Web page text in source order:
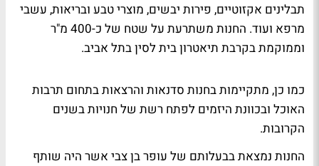
תבלינים אקזוטיים, פירות יבשים, מוצרי טבע ובריאות, עשבי
מרפא ועוד. החנות משתרעת על שטח של כ-400 מ"ר
וממוקמת בקרבת תיאטרון בית לסין בתל אביב.
כמו כן, מתקיימות בחנות סדנאות והרצאות בתחום תרבות
האוכל ובכוונת היזמים לפתח רשת של חנויות בשנים
הקרובות.
החנות נמצאת בבעלותם של עופר בן צבי אשר היה שותף